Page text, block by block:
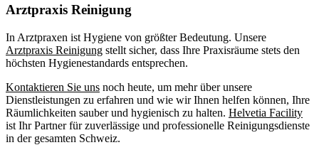
Arztpraxis Reinigung
In Arztpraxen ist Hygiene von größter Bedeutung. Unsere
Arztpraxis Reinigung stellt sicher, dass Ihre Praxisräume stets den
höchsten Hygienestandards entsprechen.
Kontaktieren Sie uns noch heute, um mehr über unsere
Dienstleistungen zu erfahren und wie wir Ihnen helfen können, Ihre
Räumlichkeiten sauber und hygienisch zu halten. Helvetia Facility
ist Ihr Partner für zuverlässige und professionelle Reinigungsdienste
in der gesamten Schweiz.